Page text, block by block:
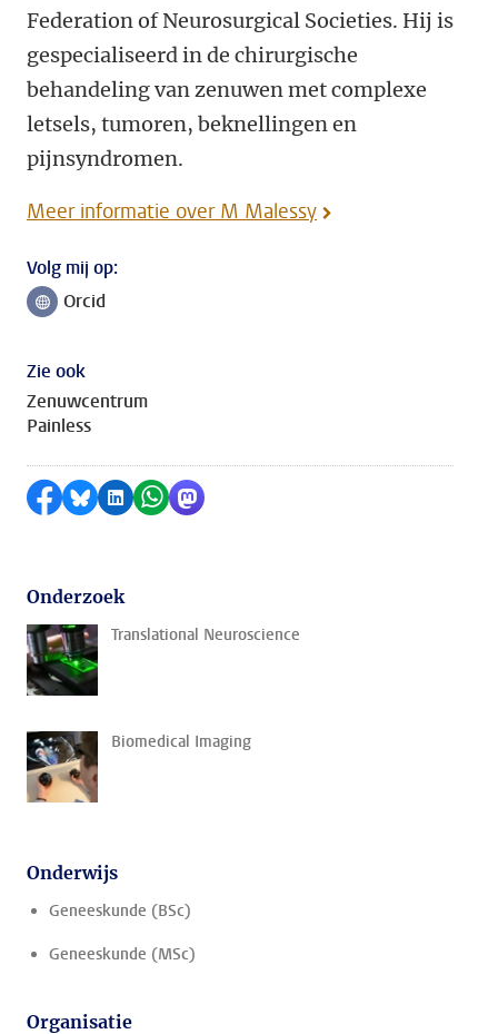
Federation of Neurosurgical Societies. Hij is
gespecialiseerd in de chirurgische
behandeling van zenuwen met complexe
letsels, tumoren, beknellingen en
pijnsyndromen.
Meer informatie over M Malessy
Volg mij op:
Volg ons op
Orcid
Zie ook
Zenuwcentrum
Painless
Delen op Facebook
Delen via Bluesky
Delen op LinkedIn
Delen via WhatsApp
Delen via Mastodon
Onderzoek
Translational Neuroscience
Biomedical Imaging
Onderwijs
Geneeskunde (BSc)
Geneeskunde (MSc)
Organisatie